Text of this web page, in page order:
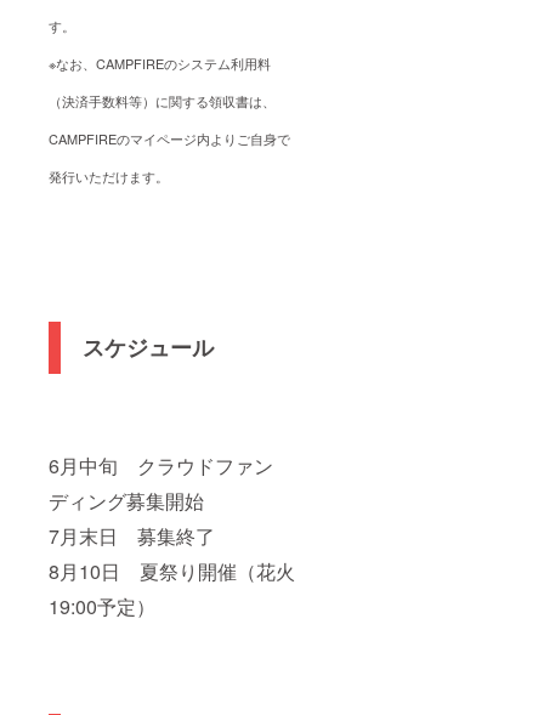
す。
※なお、CAMPFIREのシステム利用料
（決済手数料等）に関する領収書は、
CAMPFIREのマイページ内よりご自身で
発行いただけます。
スケジュール
6月中旬 クラウドファン
ディング募集開始
7月末日 募集終了
8月10日 夏祭り開催（花火
19:00予定）